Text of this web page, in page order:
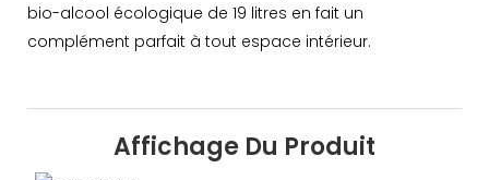
bio-alcool écologique de 19 litres en fait un
complément parfait à tout espace intérieur.
Affichage Du Produit